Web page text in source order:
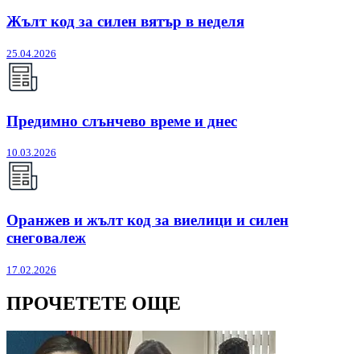
Жълт код за силен вятър в неделя
25.04.2026
Предимно слънчево време и днес
10.03.2026
Оранжев и жълт код за виелици и силен
снеговалеж
17.02.2026
ПРОЧЕТЕТЕ ОЩЕ